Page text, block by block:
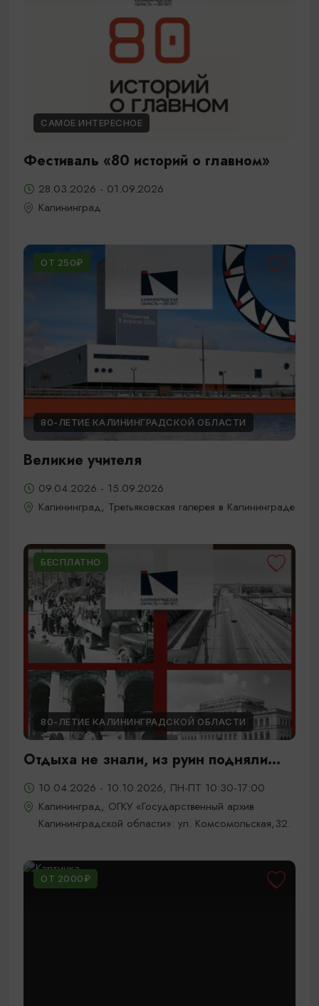
САМОЕ ИНТЕРЕСНОЕ
Фестиваль «80 историй о главном»
28.03.2026 - 01.09.2026
Калининград
ОТ 250₽
80-ЛЕТИЕ КАЛИНИНГРАДСКОЙ ОБЛАСТИ
Великие учителя
09.04.2026 - 15.09.2026
Калининград, Третьяковская галерея в Калининграде
БЕСПЛАТНО
80-ЛЕТИЕ КАЛИНИНГРАДСКОЙ ОБЛАСТИ
Отдыха не знали, из руин подняли...
10.04.2026 - 10.10.2026, ПН-ПТ 10:30-17:00
Калининград, ОГКУ «Государственный архив
Калининградской области»: ул. Комсомольская,32.
ОТ 2000₽